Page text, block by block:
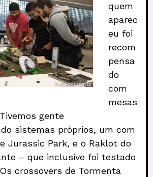
quem
aparec
eu foi
recom
pensa
do
com
mesas
gente
sistemas próprios, um com
Jurassic Park, e o Raklot do
– que inclusive foi testado
crossovers de Tormenta